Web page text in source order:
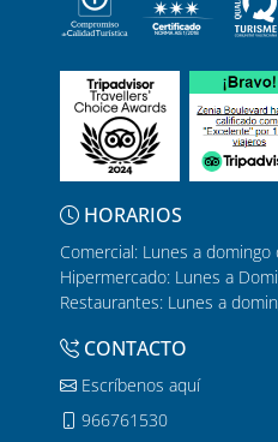
HORARIOS
Comercial: Lunes a
Hipermercado: Lunes a
Restaurantes: Lunes a
CONTACTO
Escríbenos aquí
966761530